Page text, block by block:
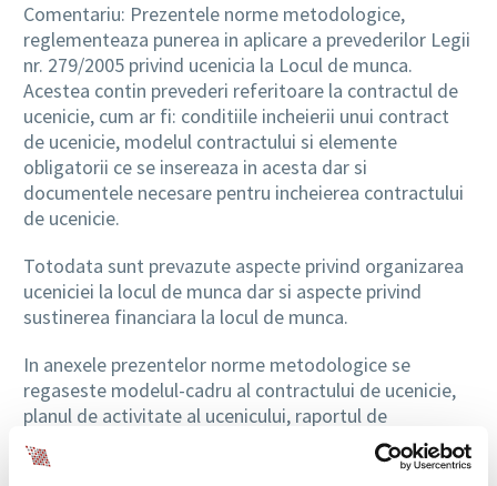
Comentariu: Prezentele norme metodologice,
reglementeaza punerea in aplicare a prevederilor Legii
nr. 279/2005 privind ucenicia la Locul de munca.
Acestea contin prevederi referitoare la contractul de
ucenicie, cum ar fi: conditiile incheierii unui contract
de ucenicie, modelul contractului si elemente
obligatorii ce se insereaza in acesta dar si
documentele necesare pentru incheierea contractului
de ucenicie.
Totodata sunt prevazute aspecte privind organizarea
uceniciei la locul de munca dar si aspecte privind
sustinerea financiara la locul de munca.
In anexele prezentelor norme metodologice se
regaseste modelul-cadru al contractului de ucenicie,
planul de activitate al ucenicului, raportul de
monitorizare al planului de activitate al ucenicului dar
si registrul angajatorilor de ucenici.